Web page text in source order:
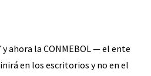
ahora la CONMEBOL — el ente
en los escritorios y no en el